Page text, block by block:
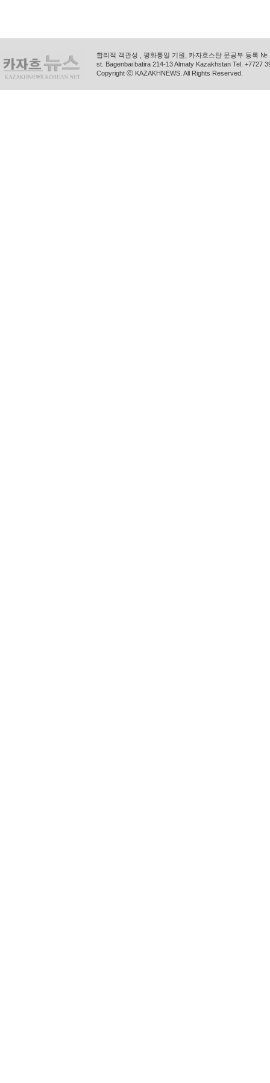
합리적 객관성 , 평화통일 기원, 카자흐스탄 문공부 등록
st. Bagenbai batira 214-13 Almaty Kazakhstan Tel. +7727
Copyright ⓒ KAZAKHNEWS. All Rights Reserved.